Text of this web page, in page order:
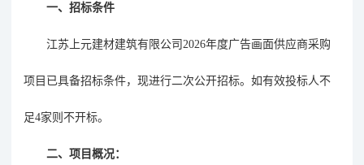
一、招标条件
江苏上元建材建筑有限公司 2026年度广告画面供应商采购
项目 已具备招标条件，现进行二次公开招标。 如有效投标人不
足4家则 不开标。
二、项目概况：